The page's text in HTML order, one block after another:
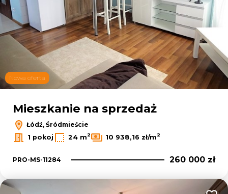
Nowa oferta
Mieszkanie na sprzedaż
Łódź, Śródmieście
1 pokoj
24 m2 10 938,16 zł/m2
PRO-MS-11284 260 000 zł